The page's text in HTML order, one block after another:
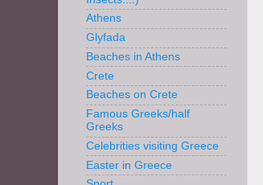
Athens
Glyfada
Beaches in Athens
Crete
Beaches on Crete
Famous Greeks/half
Greeks
Celebrities visiting Greece
Easter in Greece